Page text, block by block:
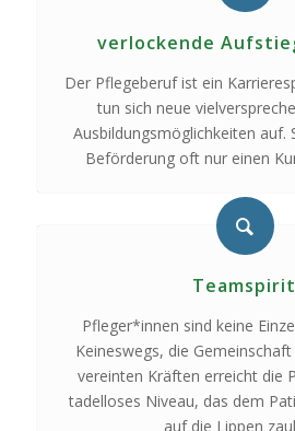
verlockende
Der Pflegeberuf ist ein
tun sich neue
Ausbildungsmöglichkeiten auf.
Beförderung oft nur einen
Teamspirit
Pfleger*innen sind keine
Keineswegs, die
vereinten Kräften erreicht die
tadelloses Niveau, das dem
auf die Lippen